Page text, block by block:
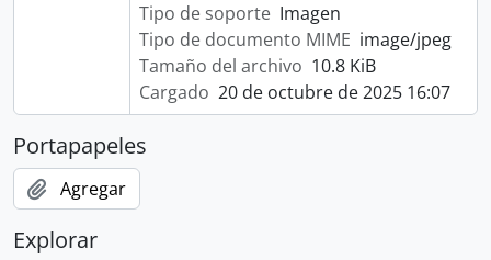
Tipo de soporte Imagen
Tipo de documento MIME image/jpeg
Tamaño del archivo 10.8 KiB
Cargado 20 de octubre de 2025 16:07
Portapapeles
Agregar
Explorar